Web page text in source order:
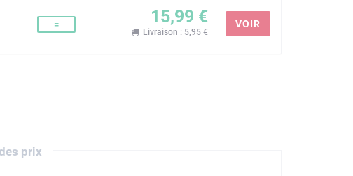
= 15,99 €
Livraison : 5,95 €
VOIR
prix